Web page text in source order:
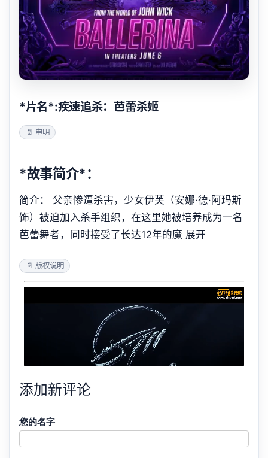
*片名*:疾速追杀：芭蕾杀姬
📄 申明
*故事简介*：
简介： 父亲惨遭杀害，少女伊芙（安娜·德·阿玛斯
饰）被迫加入杀手组织，在这里她被培养成为一名
芭蕾舞者，同时接受了长达12年的魔 展开
📄 版权说明
添加新评论
您的名字